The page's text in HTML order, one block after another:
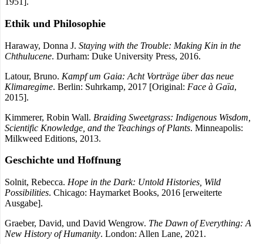
Ethik und Philosophie
Haraway, Donna J. Staying with the Trouble: Making Kin in the
Chthulucene. Durham: Duke University Press, 2016.
Latour, Bruno. Kampf um Gaia: Acht Vorträge über das neue
Klimaregime. Berlin: Suhrkamp, 2017 [Original: Face à Gaïa,
2015].
Kimmerer, Robin Wall. Braiding Sweetgrass: Indigenous Wisdom,
Scientific Knowledge, and the Teachings of Plants. Minneapolis:
Milkweed Editions, 2013.
Geschichte und Hoffnung
Solnit, Rebecca. Hope in the Dark: Untold Histories, Wild
Possibilities. Chicago: Haymarket Books, 2016 [erweiterte
Ausgabe].
Graeber, David, und David Wengrow. The Dawn of Everything: A
New History of Humanity. London: Allen Lane, 2021.